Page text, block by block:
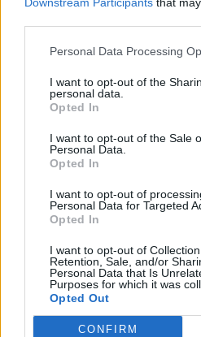
Personal Data Processing
I want to opt-out of the
personal data.
Opted In
I want to opt-out of the Sale
Personal Data.
Opted In
I want to opt-out of
Personal Data for Targeted
Opted In
I want to opt-out of
Retention, Sale, and/or
Personal Data that Is
Purposes for which it was
Opted Out
CONFIRM